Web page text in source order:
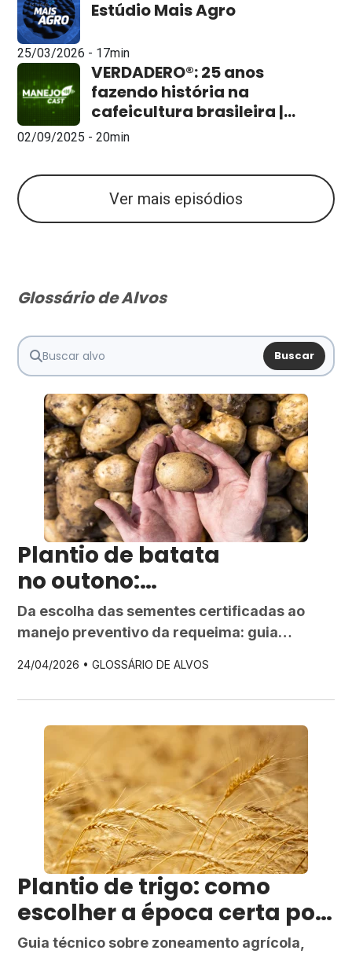
Estúdio Mais Agro
25/03/2026 - 17min
VERDADERO®: 25 anos
fazendo história na
cafeicultura brasileira |
Manejo Cast | Ep. 5
02/09/2025 - 20min
Ver mais episódios
Glossário de Alvos
Buscar
Plantio de batata
no outono:
boas práticas e como prev
enir a requeima na lavour
a
Da escolha das sementes certificadas ao
manejo preventivo da requeima: guia
em São Paulo, Minas Gerais e demais regiões
produtoras do Sudeste.
24/04/2026 •GLOSSÁRIO DE ALVOS
Plantio de trigo: como
escolher a época certa por
região e proteger a
Guia técnico sobre zoneamento agrícola,